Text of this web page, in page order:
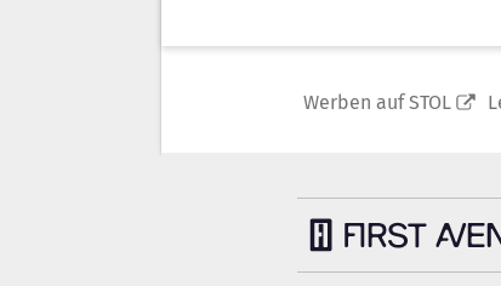
Werben auf STOL